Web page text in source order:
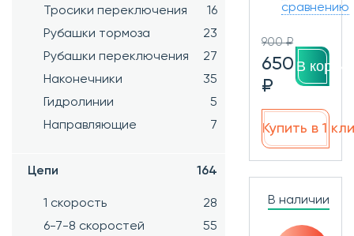
Тросики переключения
16
Рубашки тормоза
23
Рубашки переключения
27
Наконечники
35
Гидролинии
5
Направляющие
7
Цепи 164
1 скорость
28
6-7-8 скоростей
55
сравнению
900 ₽
650
₽
В
Купить в 1
В наличии